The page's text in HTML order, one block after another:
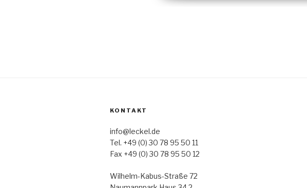
KONTAKT
info@leckel.de
Tel. +49 (0) 30 78 95 50 11
Fax +49 (0) 30 78 95 50 12
Wilhelm-Kabus-Straße 72